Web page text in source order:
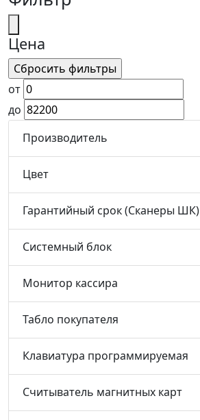
Цена
от
до
Производитель
Цвет
Гарантийный срок (Сканеры ШК)
Системный блок
Монитор кассира
Табло покупателя
Клавиатура программируемая
Считыватель магнитных карт